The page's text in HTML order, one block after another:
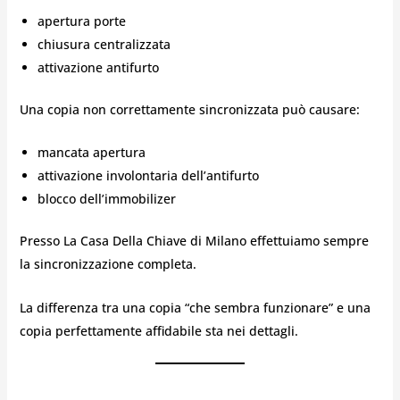
apertura porte
chiusura centralizzata
attivazione antifurto
Una copia non correttamente sincronizzata può causare:
mancata apertura
attivazione involontaria dell’antifurto
blocco dell’immobilizer
Presso La Casa Della Chiave di Milano effettuiamo sempre
la sincronizzazione completa.
La differenza tra una copia “che sembra funzionare” e una
copia perfettamente affidabile sta nei dettagli.